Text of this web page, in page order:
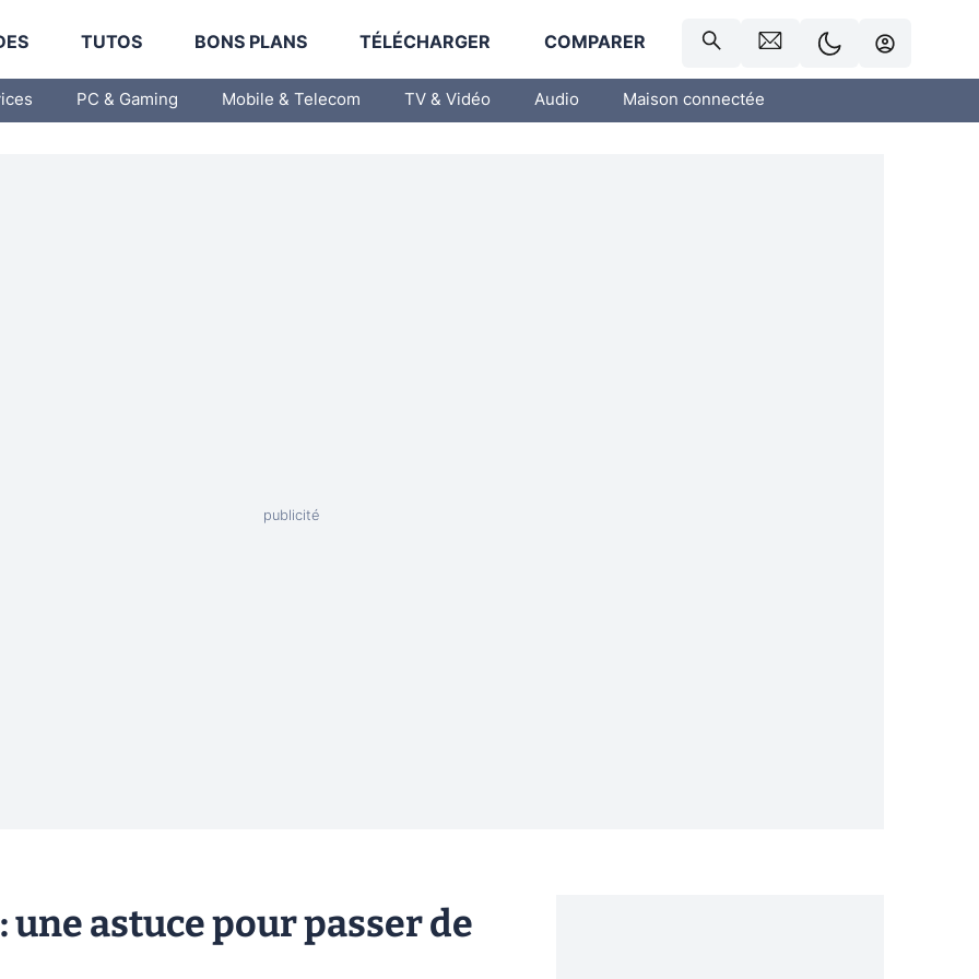
TUTOS BONS PLANS TÉLÉCHARGER COMPARER
PC & Gaming Mobile & Telecom TV & Vidéo Audio Maison connectée
une astuce pour passer de